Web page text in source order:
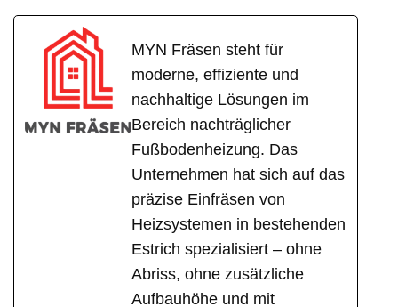
MYN Fräsen steht für
moderne, effiziente und
nachhaltige Lösungen im
Bereich nachträglicher
Fußbodenheizung. Das
Unternehmen hat sich auf das
präzise Einfräsen von
Heizsystemen in bestehenden
Estrich spezialisiert – ohne
Abriss, ohne zusätzliche
Aufbauhöhe und mit